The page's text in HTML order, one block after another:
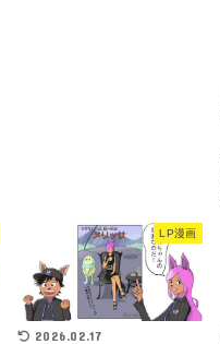
LP漫画
2026.02.17